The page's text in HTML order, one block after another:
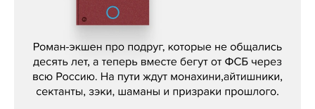
Кира Ярмыш, «Тут недалеко»